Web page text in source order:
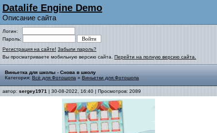
Datalife Engine Demo
Описание сайта
Логин:
Пароль:
Регистрация на сайте! Забыли пароль?
Вы просматриваете мобильную версию сайта. Перейти на полную версию сайта.
Виньетка для школы - Снова в школу
Категория: Всё для Фотошопа » Виньетки для Фотошопа
автор: sergey1971 | 30-08-2022, 16:40 | Просмотров: 2089